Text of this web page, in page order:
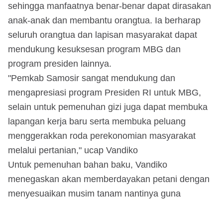
sehingga manfaatnya benar-benar dapat dirasakan
anak-anak dan membantu orangtua. Ia berharap
seluruh orangtua dan lapisan masyarakat dapat
mendukung kesuksesan program MBG dan
program presiden lainnya.
"Pemkab Samosir sangat mendukung dan
mengapresiasi program Presiden RI untuk MBG,
selain untuk pemenuhan gizi juga dapat membuka
lapangan kerja baru serta membuka peluang
menggerakkan roda perekonomian masyarakat
melalui pertanian," ucap Vandiko
Untuk pemenuhan bahan baku, Vandiko
menegaskan akan memberdayakan petani dengan
menyesuaikan musim tanam nantinya guna